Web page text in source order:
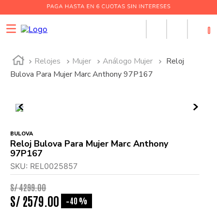
0
Relojes Mujer Análogo Mujer
Reloj
Bulova Para Mujer Marc Anthony 97P167
BULOVA
Reloj Bulova Para Mujer Marc Anthony
97P167
SKU: REL0025857
S/4299.00
S/ 2579 00 -40 %